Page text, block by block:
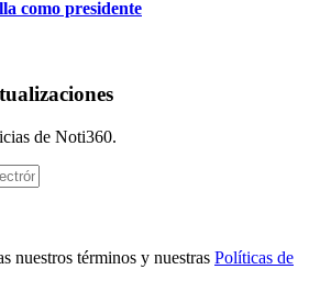
como presidente
de Noti360.
nuestros términos y nuestras Políticas de